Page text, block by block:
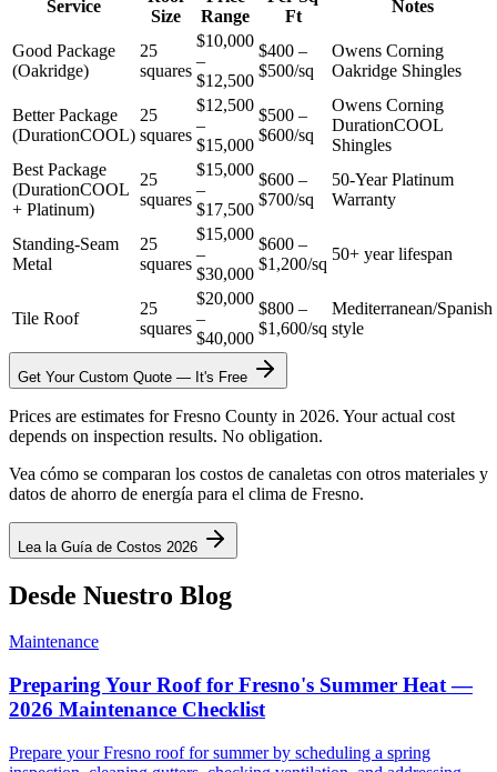
Service
Size
Range
Ft
Notes
Good Package
(Oakridge)
25
squares
$10,000
–
$12,500
$400 –
$500/sq
Owens Corning
Oakridge Shingles
Better Package
(DurationCOOL)
25
squares
$12,500
–
$15,000
$500 –
$600/sq
Owens Corning
DurationCOOL
Shingles
Best Package
(DurationCOOL
+ Platinum)
25
squares
$15,000
–
$17,500
$600 –
$700/sq
50-Year Platinum
Warranty
Standing-Seam
Metal
25
squares
$15,000
–
$30,000
$600 –
$1,200/sq
50+ year lifespan
Tile Roof
25
squares
$20,000
–
$40,000
$800 –
$1,600/sq
Mediterranean/Spanish
style
Get Your Custom Quote — It's Free
Prices are estimates for Fresno County in 2026. Your actual cost
depends on inspection results. No obligation.
Vea cómo se comparan los costos de canaletas con otros materiales y
datos de ahorro de energía para el clima de Fresno.
Lea la Guía de Costos 2026
Desde Nuestro Blog
Maintenance
Preparing Your Roof for Fresno's Summer Heat —
2026 Maintenance Checklist
Prepare your Fresno roof for summer by scheduling a spring